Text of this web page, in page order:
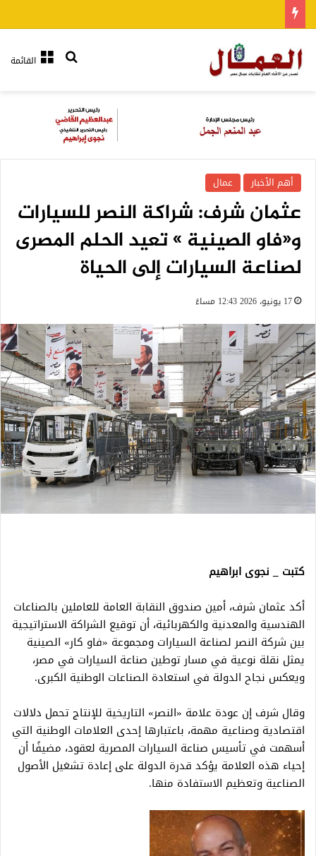
القائمةبحث عن
أهم الأخبار عمال
عثمان شرف: شراكة النصر للسيارات
و«فاو الصينية » تعيد الحلم المصرى
لصناعة السيارات إلى الحياة
17 يونيو، 2026 12:43 مساءً
كتبت _ نجوى ابراهيم
أكد عثمان شرف، أمين صندوق النقابة العامة للعاملين بالصناعات
الهندسية والمعدنية والكهربائية، أن توقيع الشراكة الاستراتيجية
بين شركة النصر لصناعة السيارات ومجموعة «فاو كار» الصينية
يمثل نقلة نوعية في مسار توطين صناعة السيارات في مصر،
ويعكس نجاح الدولة في استعادة الصناعات الوطنية الكبرى.
وقال شرف إن عودة علامة «النصر» التاريخية للإنتاج تحمل دلالات
اقتصادية وصناعية مهمة، باعتبارها إحدى العلامات الوطنية التي
أسهمت في تأسيس صناعة السيارات المصرية لعقود، مضيفًا أن
إحياء هذه العلامة يؤكد قدرة الدولة على إعادة تشغيل الأصول
الصناعية وتعظيم الاستفادة منها.